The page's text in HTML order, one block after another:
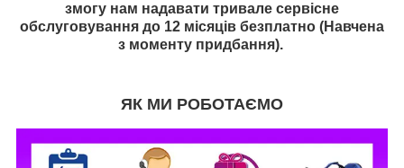
змогу нам надавати тривале сервісне
обслуговування до 12 місяців безплатно (Навчена
з моменту придбання).
ЯК МИ РОБОТАЄМО